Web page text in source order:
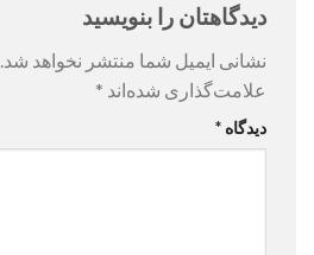
دیدگاهتان را بنویسید
نشانی ایمیل شما منتشر نخواهد شد.
علامت‌گذاری شده‌اند *
دیدگاه *